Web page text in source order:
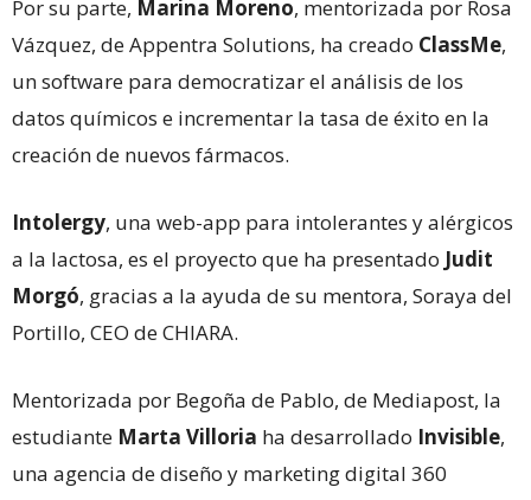
Por su parte, Marina Moreno, mentorizada por Rosa
Vázquez, de Appentra Solutions, ha creado ClassMe,
un software para democratizar el análisis de los
datos químicos e incrementar la tasa de éxito en la
creación de nuevos fármacos.
Intolergy, una web-app para intolerantes y alérgicos
a la lactosa, es el proyecto que ha presentado Judit
Morgó, gracias a la ayuda de su mentora, Soraya del
Portillo, CEO de CHIARA.
Mentorizada por Begoña de Pablo, de Mediapost, la
estudiante Marta Villoria ha desarrollado Invisible,
una agencia de diseño y marketing digital 360